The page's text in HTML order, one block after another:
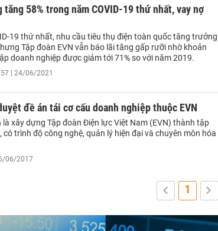
tăng 58% trong năm COVID-19 thứ nhất, vay nợ
19 thứ nhất, nhu cầu tiêu thụ điện toàn quốc tăng trưởng
Tập đoàn EVN vẫn báo lãi tăng gấp rưỡi nhờ khoản
doanh nghiệp được giảm tới 71% so với năm 2019.
| 24/06/2021
đề án tái cơ cấu doanh nghiệp thuộc EVN
là xây dựng Tập đoàn Điện lực Việt Nam (EVN) thành tập
có trình độ công nghệ, quản lý hiện đại và chuyên môn hóa
06/2017
1